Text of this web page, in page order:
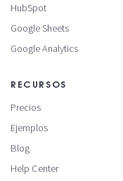
HubSpot
Google Sheets
Google Analytics
RECURSOS
Precios
Ejemplos
Blog
Help Center